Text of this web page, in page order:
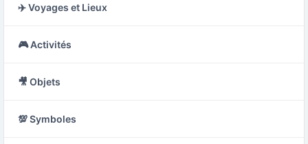
✈️ Voyages et Lieux
🎮 Activités
🎥 Objets
💯 Symboles